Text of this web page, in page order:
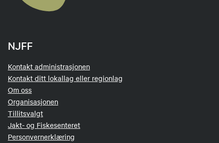
NJFF
Kontakt administrasjonen
Kontakt ditt lokallag eller regionlag
Om oss
Organisasjonen
Tillitsvalgt
Jakt- og Fiskesenteret
Personvernerklæring